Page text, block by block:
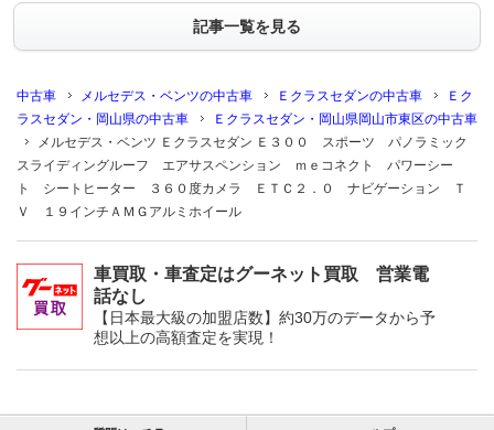
記事一覧を見る
中古車 メルセデス・ベンツの中古車 Ｅクラスセダンの中古車
Ｅク
ラスセダン・岡山県の中古車
Ｅクラスセダン・岡山県岡山市東区の中古車
メルセデス・ベンツ Ｅクラスセダン Ｅ３００ スポーツ パノラミック
スライディングルーフ エアサスペンション ｍｅコネクト パワーシー
ト シートヒーター ３６０度カメラ ＥＴＣ２．０ ナビゲーション Ｔ
Ｖ １９インチＡＭＧアルミホイール
車買取・車査定はグーネット買取 営業電
話なし
【日本最大級の加盟店数】約30万のデータから予
想以上の高額査定を実現！